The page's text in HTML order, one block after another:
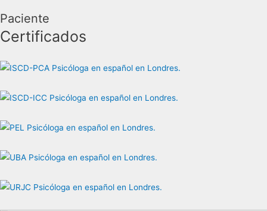
Paciente
Certificados